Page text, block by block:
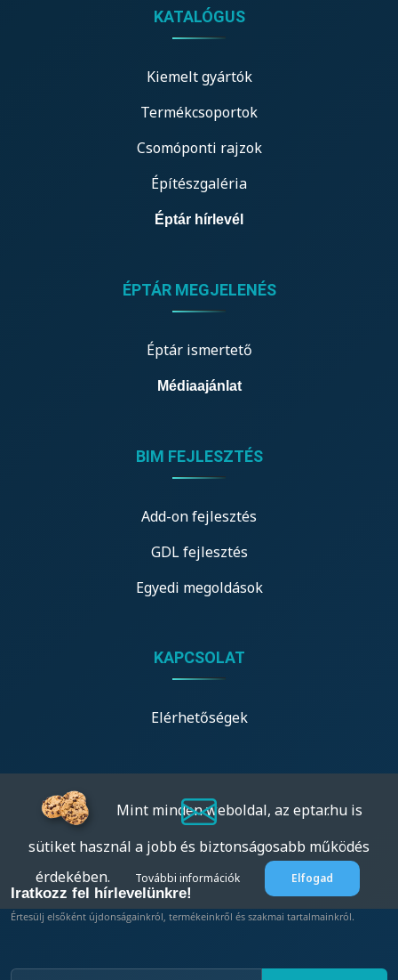
KATALÓGUS
Kiemelt gyártók
Termékcsoportok
Csomóponti rajzok
Építészgaléria
Éptár hírlevél
ÉPTÁR MEGJELENÉS
Éptár ismertető
Médiaajánlat
BIM FEJLESZTÉS
Add-on fejlesztés
GDL fejlesztés
Egyedi megoldások
KAPCSOLAT
Elérhetőségek
Iratkozz fel hírlevelünkre!
Értesülj elsőként újdonságainkról, termékeinkről és szakmai tartalmainkról.
Mint minden weboldal, az eptar.hu is
sütiket használ a jobb és biztonságosabb működés
érdekében.
További információk Elfogad